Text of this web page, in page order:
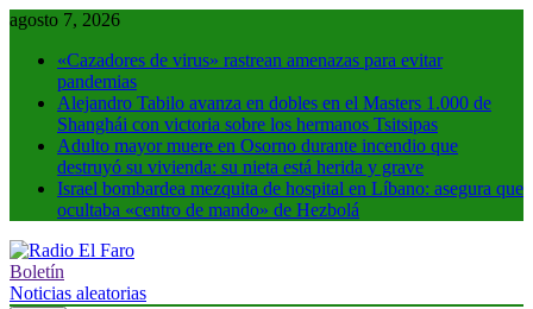
Saltar
contenido
agosto 7, 2026
«Cazadores de virus» rastrean amenazas para evitar
pandemias
Alejandro Tabilo avanza en dobles en el Masters 1.000 de
Shanghái con victoria sobre los hermanos Tsitsipas
Adulto mayor muere en Osorno durante incendio que
destruyó su vivienda: su nieta está herida y grave
Israel bombardea mezquita de hospital en Líbano: asegura que
ocultaba «centro de mando» de Hezbolá
Radio El Faro
Noticias y más
Boletín
Noticias aleatorias